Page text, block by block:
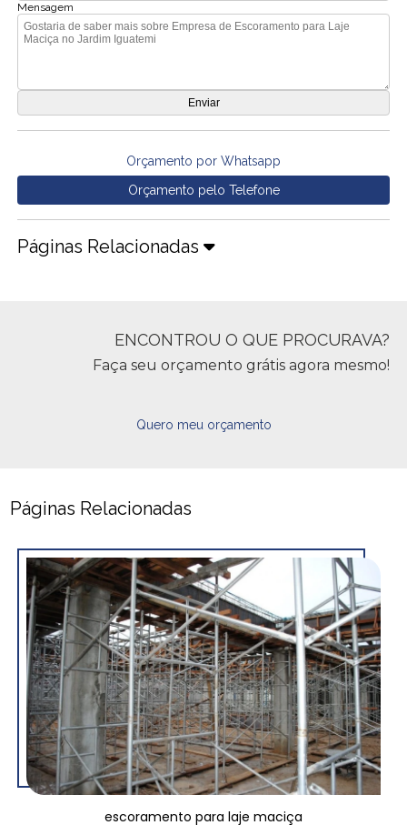
Mensagem
Orçamento por Whatsapp
Orçamento pelo Telefone
Páginas Relacionadas
ENCONTROU O QUE PROCURAVA?
Faça seu orçamento grátis agora mesmo!
Quero meu orçamento
Páginas Relacionadas
escoramento para laje maciça